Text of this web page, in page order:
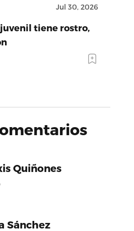
Jul 30, 2026
tiene rostro,
Quiñones
Sánchez